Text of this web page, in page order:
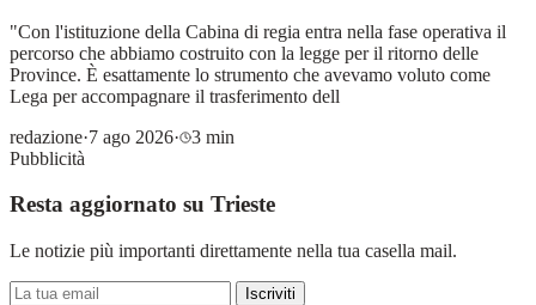
"Con l'istituzione della Cabina di regia entra nella fase operativa il
percorso che abbiamo costruito con la legge per il ritorno delle
Province. È esattamente lo strumento che avevamo voluto come
Lega per accompagnare il trasferimento dell
redazione·7 ago 2026·
3 min
Pubblicità
Resta aggiornato su Trieste
Le notizie più importanti direttamente nella tua casella mail.
Iscriviti